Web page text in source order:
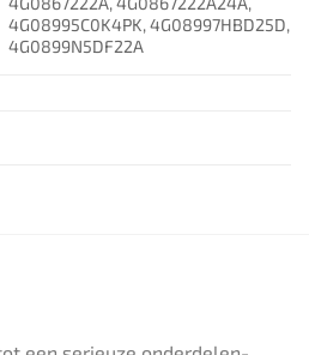
4G08995C0K4PK, 4G08997HBD25D,
4G0899N5DF22A